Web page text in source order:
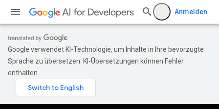
Anmelden
Google verwendet KI-Technologie, um Inhalte in Ihre bevorzugte
Sprache zu übersetzen. KI-Übersetzungen können Fehler
enthalten.